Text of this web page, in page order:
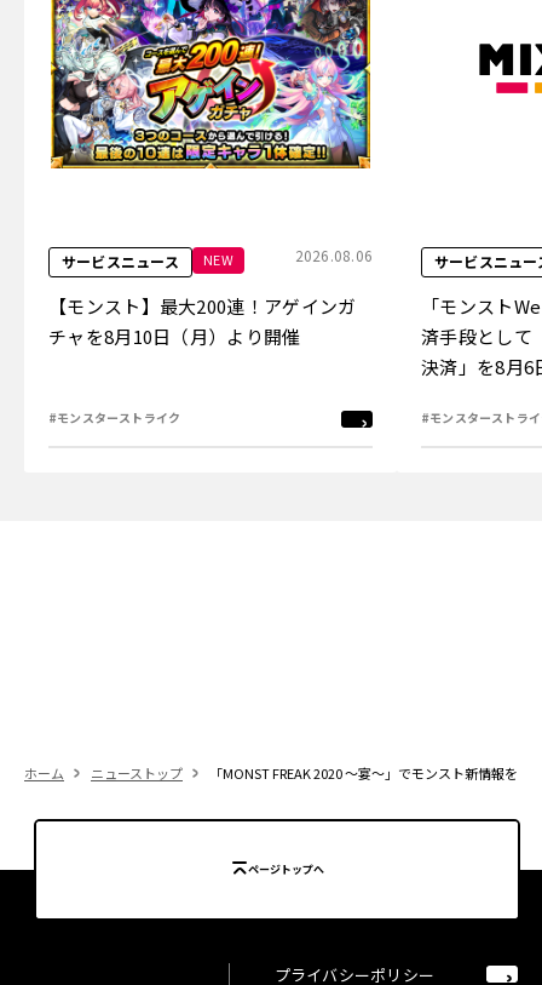
サービスニュース NEW 2026.08.06
【モンスト】最大200連！アゲインガ
チャを8月10日（月）より開催
#モンスターストライク
サービスニュー
「モンスト
済手段として
決済」を8月6
#モンスターストラ
ホーム ニューストップ 「MONST FREAK 2020 ～宴～」でモンスト新情報を
ページトップへ
プライバシーポリシー